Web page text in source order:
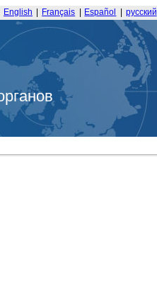
English Français Español русский